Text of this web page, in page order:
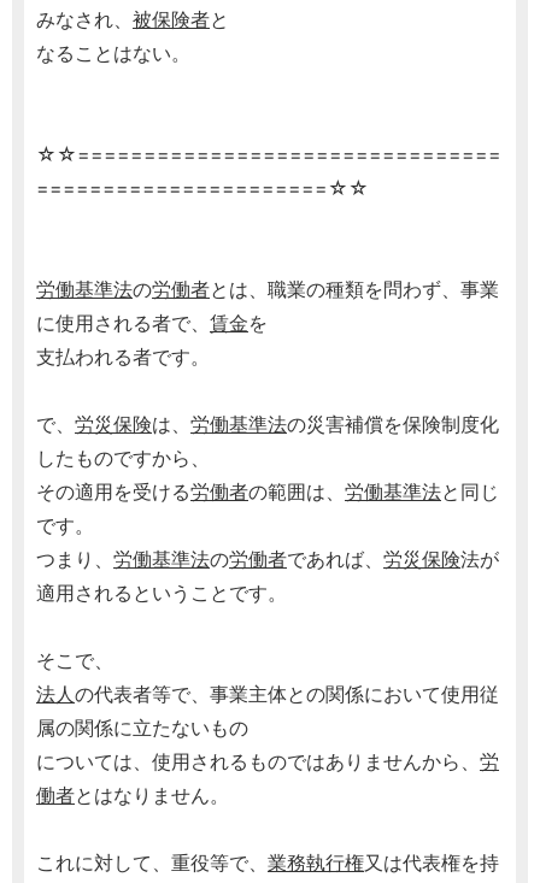
みなされ、 被保険者と
なることはない。
☆☆================================
======================☆☆
労働基準法の労働者とは、職業の種類を問わず、事業
に使用される者で、 賃金を
支払われる者です。
で、 労災保険は、 労働基準法の災害補償を保険制度化
したものですから、
その適用を受ける労働者の範囲は、 労働基準法と同じ
です。
つまり、 労働基準法の労働者であれば、 労災保険法が
適用されるということです。
そこで、
法人の代表者等で、事業主体との関係において使用従
属の関係に立たないもの
については、使用されるものではありませんから、 労
働者とはなりません。
これに対して、重役等で、 業務執行権又は代表権を持